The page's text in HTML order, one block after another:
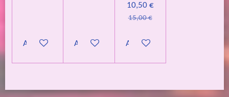
Ajouter au panierAjouter au panier
10,50 €
15,00 €
Ajouter au panier